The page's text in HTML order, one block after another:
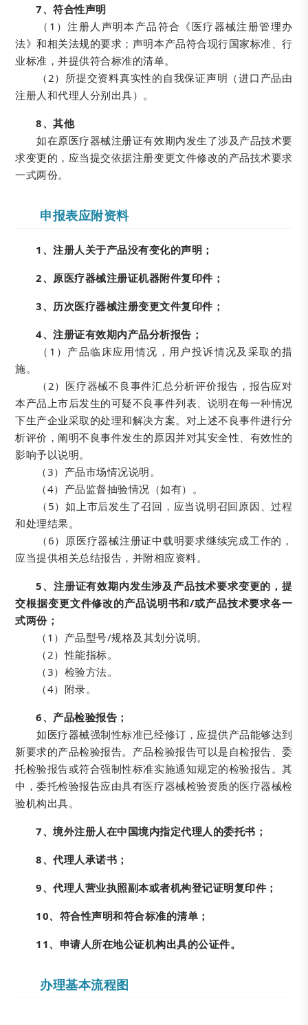
7、符合性声明
（1）注册人声明本产品符合《医疗器械注册管理办
法》和相关法规的要求；声明本产品符合现行国家标准、行
业标准，并提供符合标准的清单。
（2）所提交资料真实性的自我保证声明（进口产品由
注册人和代理人分别出具）。
8、其他
如在原医疗器械注册证有效期内发生了涉及产品技术要
求变更的，应当提交依据注册变更文件修改的产品技术要求
一式两份。
申报表应附资料
1、注册人关于产品没有变化的声明；
2、原医疗器械注册证机器附件复印件；
3、历次医疗器械注册变更文件复印件；
4、注册证有效期内产品分析报告；
（1）产品临床应用情况，用户投诉情况及采取的措
施。
（2）医疗器械不良事件汇总分析评价报告，报告应对
本产品上市后发生的可疑不良事件列表、说明在每一种情况
下生产企业采取的处理和解决方案。对上述不良事件进行分
析评价，阐明不良事件发生的原因并对其安全性、有效性的
影响予以说明。
（3）产品市场情况说明。
（4）产品监督抽验情况（如有）。
（5）如上市后发生了召回，应当说明召回原因、过程
和处理结果。
（6）原医疗器械注册证中载明要求继续完成工作的，
应当提供相关总结报告，并附相应资料。
5、注册证有效期内发生涉及产品技术要求变更的，提
交根据变更文件修改的产品说明书和/或产品技术要求各一
式两份；
（1）产品型号/规格及其划分说明。
（2）性能指标。
（3）检验方法。
（4）附录。
6、产品检验报告；
如医疗器械强制性标准已经修订，应提供产品能够达到
新要求的产品检验报告。产品检验报告可以是自检报告、委
托检验报告或符合强制性标准实施通知规定的检验报告。其
中，委托检验报告应由具有医疗器械检验资质的医疗器械检
验机构出具。
7、境外注册人在中国境内指定代理人的委托书；
8、代理人承诺书；
9、代理人营业执照副本或者机构登记证明复印件；
10、符合性声明和符合标准的清单；
11、申请人所在地公证机构出具的公证件。
办理基本流程图